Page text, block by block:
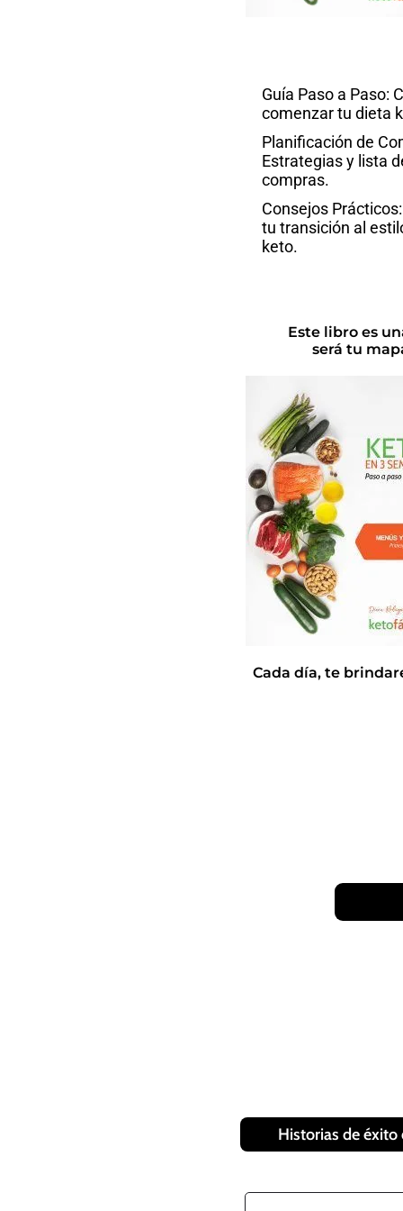
Guía Paso a Paso:
comenzar tu dieta
Planificación de
Estrategias y lista
compras.
Consejos
tu transición al
keto.
Este libro es
será tu
Cada día, te
Historias de